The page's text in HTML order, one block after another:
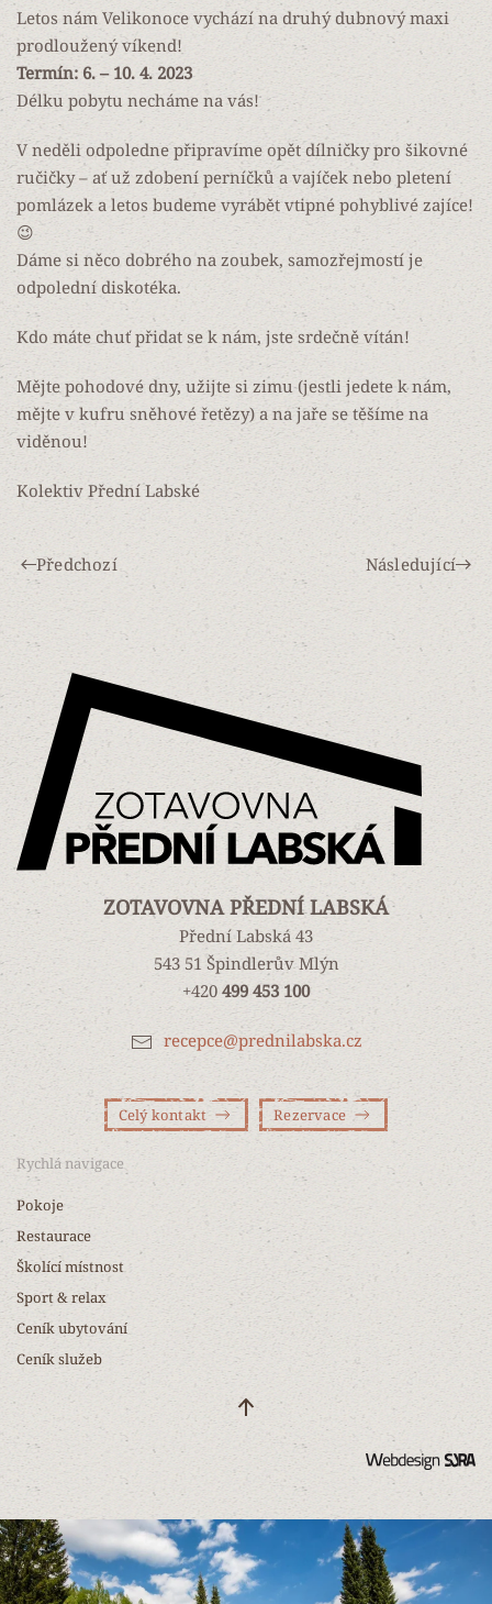
Letos nám Velikonoce vychází na druhý dubnový maxi
prodloužený víkend!
Termín: 6. – 10. 4. 2023
Délku pobytu necháme na vás!
V neděli odpoledne připravíme opět dílničky pro šikovné
ručičky – ať už zdobení perníčků a vajíček nebo pletení
pomlázek a letos budeme vyrábět vtipné pohyblivé zajíce!
😉
Dáme si něco dobrého na zoubek, samozřejmostí je
odpolední diskotéka.
Kdo máte chuť přidat se k nám, jste srdečně vítán!
Mějte pohodové dny, užijte si zimu (jestli jedete k nám,
mějte v kufru sněhové řetězy) a na jaře se těšíme na
viděnou!
Kolektiv Přední Labské
Předchozí Následující
ZOTAVOVNA PŘEDNÍ LABSKÁ
Přední Labská 43
543 51 Špindlerův Mlýn
+420 499 453 100
recepce@prednilabska.cz
Celý kontakt Rezervace
Rychlá navigace
Pokoje
Restaurace
Školící místnost
Sport & relax
Ceník ubytování
Ceník služeb